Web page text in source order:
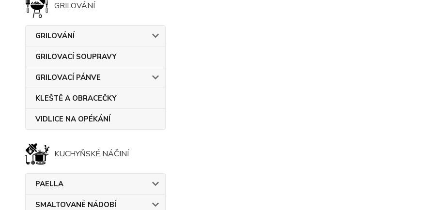
GRILOVÁNÍ
GRILOVÁNÍ
GRILOVACÍ SOUPRAVY
GRILOVACÍ PÁNVE
KLEŠTĚ A OBRACEČKY
VIDLICE NA OPÉKÁNÍ
KUCHYŇSKÉ NÁČINÍ
PAELLA
SMALTOVANÉ NÁDOBÍ